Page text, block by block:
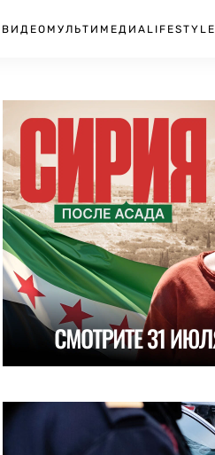
ВИДЕО МУЛЬТИМЕДИА LIFESTYLE